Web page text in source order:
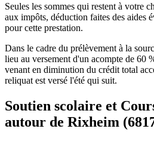
Seules les sommes qui restent à votre
aux impôts, déduction faites des aides
pour cette prestation.
Dans le cadre du prélèvement à la
lieu au versement d'un acompte de 60
venant en diminution du crédit total
reliquat est versé l'été qui suit.
Soutien scolaire et
autour de Rixheim